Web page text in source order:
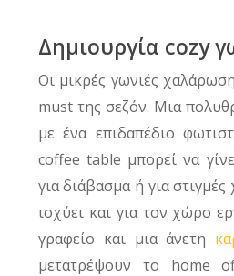
Δημιουργία cozy
Οι μικρές γωνιές
must της σεζόν. Μια
με ένα επιδαπέδιο
coffee table μπορεί να
για διάβασμα ή για
ισχύει και για τον χώρο
γραφείο και μια άνετη
μετατρέψουν το home